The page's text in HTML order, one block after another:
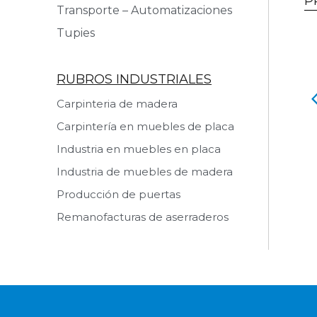
Transporte – Automatizaciones
Tupies
RUBROS INDUSTRIALES
Carpinteria de madera
Carpintería en muebles de placa
Industria en muebles en placa
Industria de muebles de madera
Producción de puertas
Remanofacturas de aserraderos